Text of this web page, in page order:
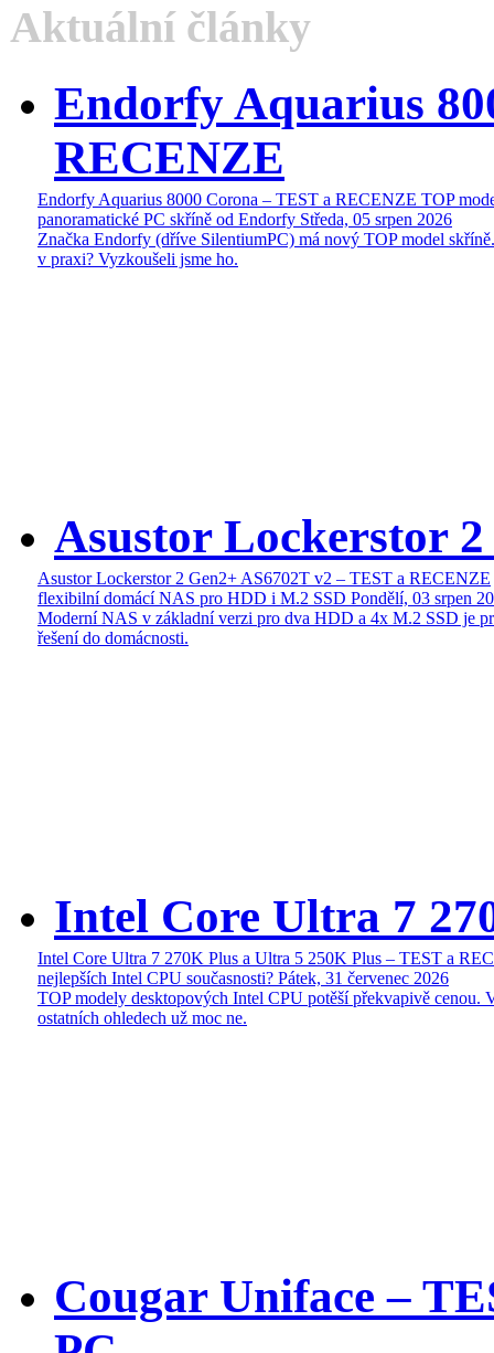
Aktuální články
Endorfy Aquarius
RECENZE
Endorfy Aquarius 8000 Corona – TEST a RECENZE TOP
panoramatické PC skříně od Endorfy Středa, 05 srpen 2026
Značka Endorfy (dříve SilentiumPC) má nový TOP model
v praxi? Vyzkoušeli jsme ho.
Asustor Lockerstor
Asustor Lockerstor 2 Gen2+ AS6702T v2 – TEST a RECENZE
flexibilní domácí NAS pro HDD i M.2 SSD Pondělí, 03 srpen
Moderní NAS v základní verzi pro dva HDD a 4x M.2 SSD je
řešení do domácnosti.
Intel Core Ultra 7
Intel Core Ultra 7 270K Plus a Ultra 5 250K Plus – TEST a
nejlepších Intel CPU současnosti? Pátek, 31 červenec 2026
TOP modely desktopových Intel CPU potěší překvapivě cenou.
ostatních ohledech už moc ne.
Cougar Uniface –